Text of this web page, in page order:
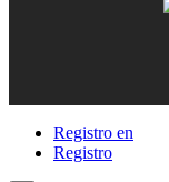
Registro en
Registro